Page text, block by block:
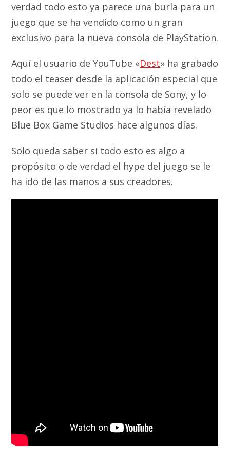
verdad todo esto ya parece una burla para un
juego que se ha vendido como un gran
exclusivo para la nueva consola de PlayStation.
Aquí el usuario de YouTube «Dest» ha grabado
todo el teaser desde la aplicación especial que
solo se puede ver en la consola de Sony, y lo
peor es que lo mostrado ya lo había revelado
Blue Box Game Studios hace algunos días.
Solo queda saber si todo esto es algo a
propósito o de verdad el hype del juego se le
ha ido de las manos a sus creadores.